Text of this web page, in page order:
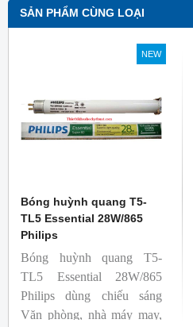
SẢN PHẨM CÙNG LOẠI
NEW
Bóng huỳnh quang T5-
TL5 Essential 28W/865
Philips
Bóng huỳnh quang T5-
TL5 Essential 28W/865
Philips dùng chiếu sáng
Văn phòng, nhà máy may,